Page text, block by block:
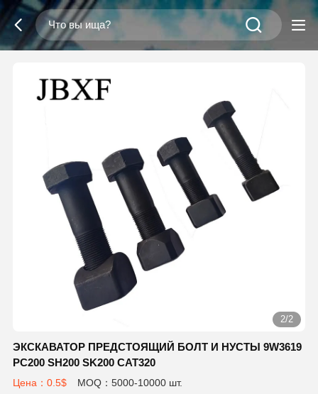
1/2
ЭКСКАВАТОР ПРЕДСТОЯЩИЙ БОЛТ И НУСТЫ 9W3619
PC200 SH200 SK200 CAT320
Цена：0.5$ MOQ：5000-10000 шт.